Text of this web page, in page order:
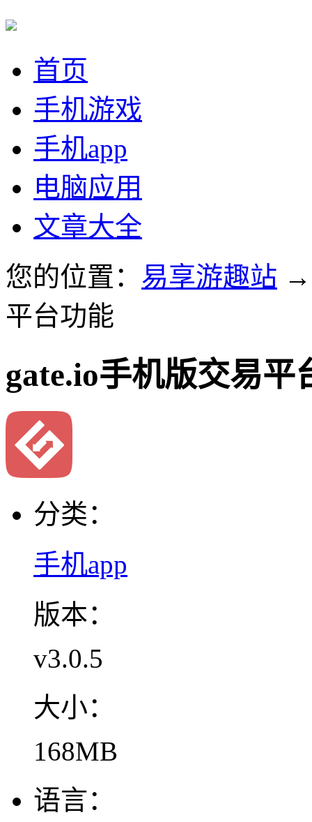
首页
手机游戏
手机app
电脑应用
文章大全
您的位置： 易享游趣站
平台功能
gate.io手机版交易平
分类：
手机app
版本：
v3.0.5
大小：
168MB
语言：